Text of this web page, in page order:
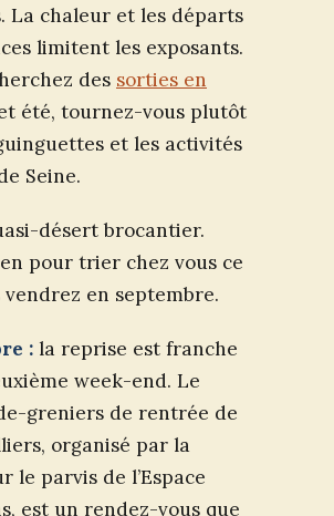
La chaleur et les départs
limitent les exposants.
des sorties en
été, tournez-vous plutôt
et les activités
Seine.
désert brocantier.
pour trier chez vous ce
vendrez en septembre.
: la reprise est franche
week-end. Le
greniers de rentrée de
organisé par la
le parvis de l’Espace
est un rendez-vous que